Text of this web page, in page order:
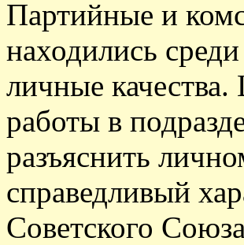
Партийные и
находились
личные качества.
работы в
разъяснить
справедливый
Советского